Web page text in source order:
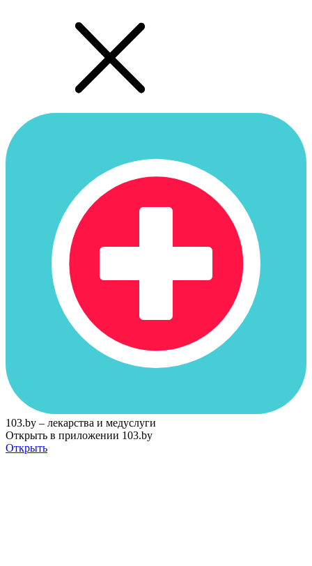
103.by – лекарства и медуслуги
Открыть в приложении 103.by
Открыть